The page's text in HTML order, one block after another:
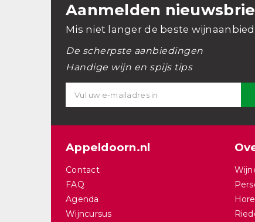
Aanmelden
Mis niet langer de beste
De scherpste aanbiedingen
Handige wijn en spijs tips
Appeldoorn.nl
Contact
FAQ
Agenda
Wijncursus